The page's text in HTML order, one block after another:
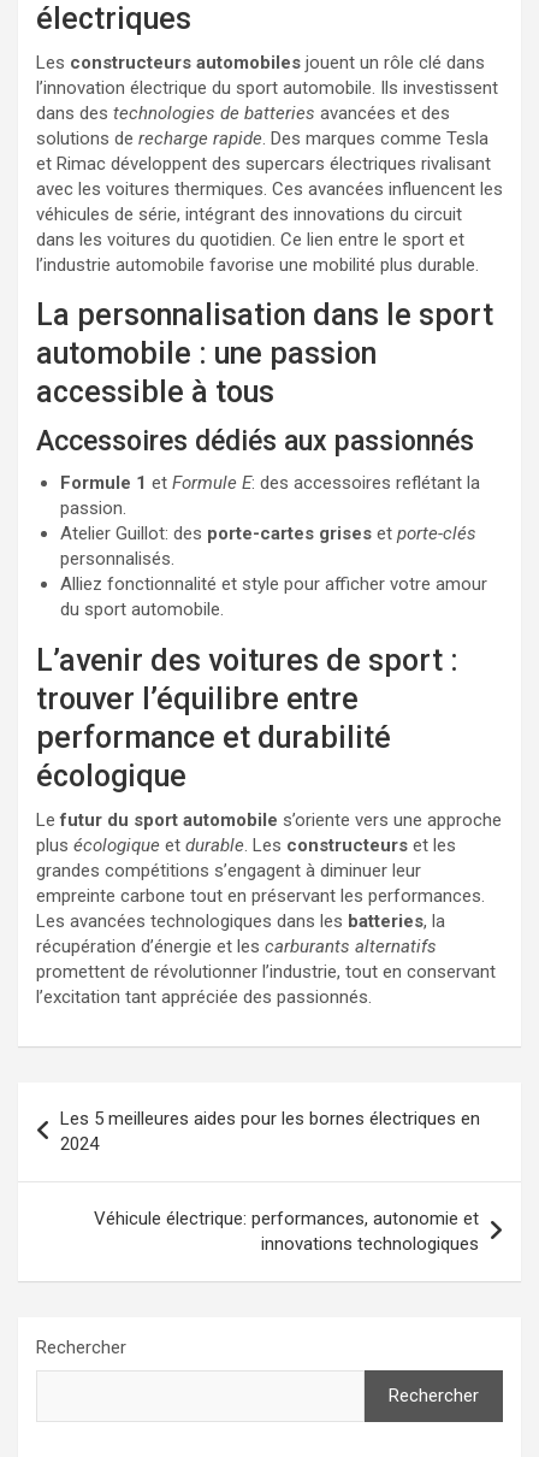
électriques
Les constructeurs automobiles jouent un rôle clé dans
l’innovation électrique du sport automobile. Ils investissent
dans des technologies de batteries avancées et des
solutions de recharge rapide. Des marques comme Tesla
et Rimac développent des supercars électriques rivalisant
avec les voitures thermiques. Ces avancées influencent les
véhicules de série, intégrant des innovations du circuit
dans les voitures du quotidien. Ce lien entre le sport et
l’industrie automobile favorise une mobilité plus durable.
La personnalisation dans le sport
automobile : une passion
accessible à tous
Accessoires dédiés aux passionnés
Formule 1 et Formule E: des accessoires reflétant la
passion.
Atelier Guillot: des porte-cartes grises et porte-clés
personnalisés.
Alliez fonctionnalité et style pour afficher votre amour
du sport automobile.
L’avenir des voitures de sport :
trouver l’équilibre entre
performance et durabilité
écologique
Lefutur du sport automobile s’oriente vers une approche
plus écologique et durable. Les constructeurs et les
grandes compétitions s’engagent à diminuer leur
empreinte carbone tout en préservant les performances.
Les avancées technologiques dans les batteries, la
récupération d’énergie et les carburants alternatifs
promettent de révolutionner l’industrie, tout en conservant
l’excitation tant appréciée des passionnés.
de
l’article
Les 5 meilleures aides pour les bornes électriques en
2024
Véhicule électrique: performances, autonomie et
innovations technologiques
Rechercher
Rechercher